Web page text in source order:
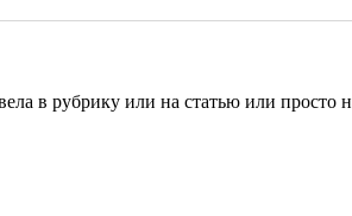
в рубрику или на статью или